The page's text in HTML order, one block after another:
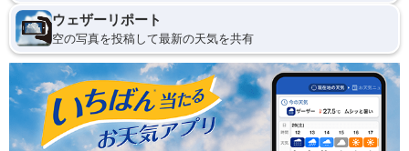
ウェザーリポート
空の写真を投稿して最新の天気を共有